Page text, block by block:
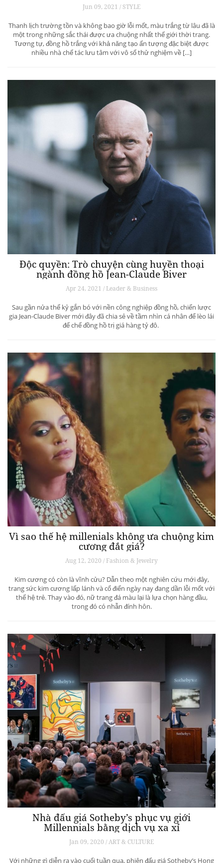
Jun 09, 2021 / STYLE
Thanh lịch trường tồn và không bao giờ lỗi mốt, màu trắng từ lâu đã là
một trong những sắc thái được ưa chuộng nhất thế giới thời trang.
Tương tự, đồng hồ trắng với khả năng tạo ấn tượng đặc biệt được
nhiều nhà chế tác lưu tâm với vô số thử nghiệm về […]
Độc quyền: Trò chuyện cùng huyền thoại
ngành đồng hồ Jean-Claude Biver
Apr 24, 2021 / Leader & Business
Sau gần nửa thế kỷ gắn bó với nền công nghiệp đồng hồ, chiến lược
gia Jean-Claude Biver mới đây đã chia sẻ về tầm nhìn cá nhân để lèo lái
đế chế đồng hồ trị giá hàng tỷ đô.
Vì sao thế hệ millenials không ưa chuộng kim
cương đắt giá?
Aug 12, 2020 / Fashion & Jewelry
Kim cương có còn là vĩnh cửu? Dẫn theo một nghiên cứu mới đây,
trang sức kim cương lấp lánh và cổ điển ngày nay đang dần lỗi mốt với
thế hệ trẻ. Thay vào đó, nữ trang đá màu lại là lựa chọn hàng đầu,
trong đó có nhẫn đính hôn.
Nhà đấu giá Sotheby’s phục vụ giới
Millennials bằng dịch vụ xa xỉ
Jan 09, 2020 / ART & CULTURE
Với những gì diễn ra vào cuối tuần qua, phiên đấu giá Sotheby’s Hong